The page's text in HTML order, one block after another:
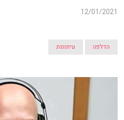
12/01/2021
הדלפה עיתונות